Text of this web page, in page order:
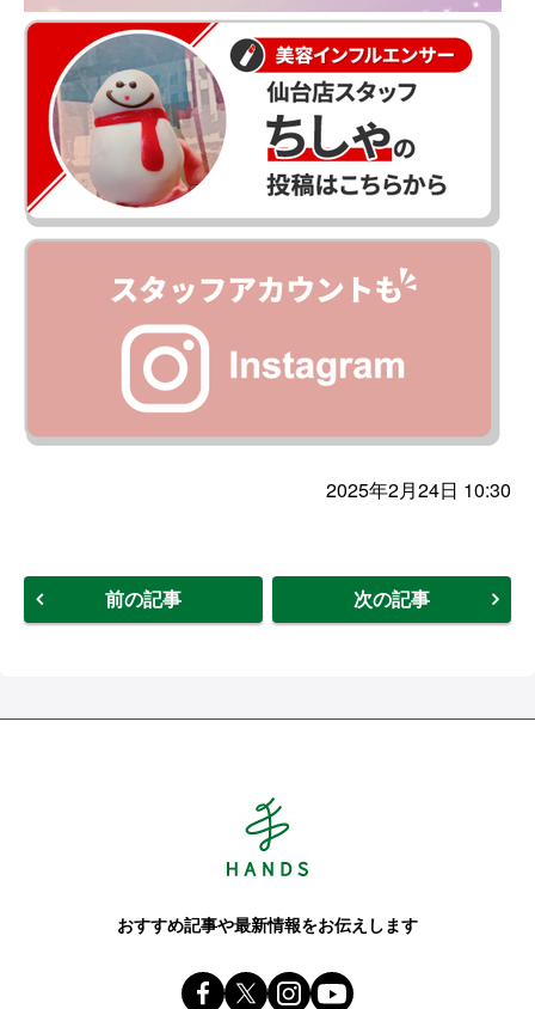
2025年2月24日 10:30
前の記事 次の記事
おすすめ記事や最新情報をお伝えします
Facebook ハンズ公式ファンページ
X(旧 twitter) @Hands_official_
instagram